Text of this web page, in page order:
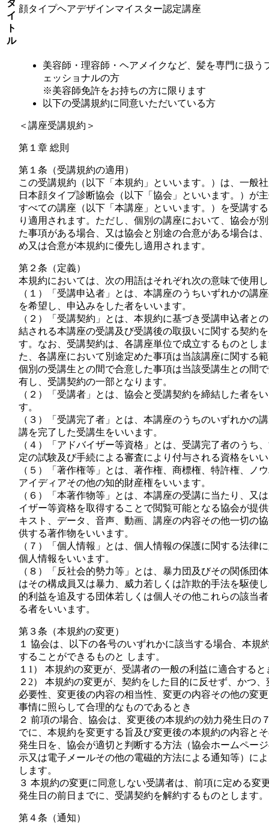
タ
イ
ト
ル
顔タイプヘアデザインマイスター認定講座
美容師・理容師・ヘアメイクなど、髪を専門に扱う
ェッショナルの方
※美容師免許をお持ちの方に限ります
以下の受講規約に同意いただいている方
＜講座受講規約＞
第１章 総則
第１条（受講規約の適用）
この受講規約（以下「本規約」といいます。）は、一般
日本顔タイプ診断協会（以下「協会」といいます。）が
すべての講座（以下「本講座」といいます。）を受講す
り適用されます。ただし、個別の講座において、協会が
た事項がある場合、又は協会と別途の合意がある場合は
め又は合意が本規約に優先し適用されます。
第２条（定義）
本規約においては、次の用語はそれぞれ次の意味で使用
（１）「受講申込者」とは、本講座のうちいずれかの講
を希望し、申込みをした者をいいます。
（２）「受講契約」とは、本規約に基づき受講申込者と
結される本講座の受講及び受講後の取扱いに関する契約
す。なお、受講契約は、各講座単位で成立するものとし
た、各講座において別途定めた事項は当該講座に関する
個別の受講生との間で合意した事項は当該受講生との間
有し、受講契約の一部となります。
（２）「受講者」とは、協会と受講契約を締結した者を
す。
（３）「受講完了者」とは、本講座のうちのいずれかの
講を完了した受講生をいいます。
（４）「アドバイザー等資格」とは、受講完了者のうち
定の試験及び手続による審査により付与される資格をい
（５）「著作権等」とは、著作権、商標権、特許権、ノ
アイディアその他の知的財産権をいいます。
（６）「本著作物等」とは、本講座の受講に当たり、又
イザー等資格を取得することで閲覧可能となる協会が提
キスト、データ、音声、動画、講座の内容その他一切の
供する著作物をいいます。
（７）「個人情報」とは、個人情報の保護に関する法律
個人情報をいいます。
（８）「反社会的勢力等」とは、暴力団及びその関係団
はその構成員又は暴力、威力若しくは詐欺的手法を駆使
的利益を追及する団体若しくは個人その他これらの該当
る者をいいます。
第３条（本規約の変更）
１ 協会は、以下の各号のいずれかに該当する場合、本規
することができるものと します。
１1） 本規約の変更が、受講者の一般の利益に適合すると
２2） 本規約の変更が、契約をした目的に反せず、かつ、
必要性、変更後の内容の相当性、変更の内容その他の変
事情に照らして合理的なものであるとき
２ 前項の場合、協会は、変更後の本規約の効力発生日の
でに、本規約を変更する旨及び変更後の本規約の内容と
発生日を、協会が適切と判断する方法（協会ホームペー
示又は電子メールその他の電磁的方法による通知等）に
します。
３ 本規約の変更に同意しない受講者は、前項に定める変
発生日の前日までに、受講契約を解約するものとします。
第４条（通知）